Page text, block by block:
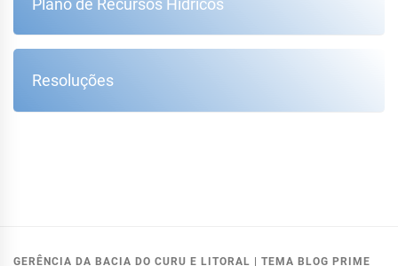
Resoluções
GERÊNCIA DA BACIA DO CURU E LITORAL TEMA BLOG PRIME